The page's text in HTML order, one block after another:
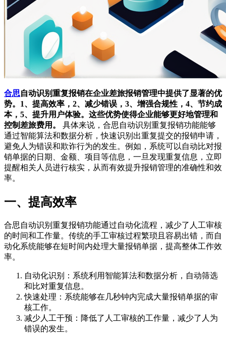
合思自动识别重复报销在企业差旅报销管理中提供了显著的优
势。1、提高效率，2、减少错误，3、增强合规性，4、节约成
本，5、提升用户体验。这些优势使得企业能够更好地管理和
控制差旅费用。
具体来说，合思自动识别重复报销功能能够
通过智能算法和数据分析，快速识别出重复提交的报销申请，
避免人为错误和欺诈行为的发生。例如，系统可以自动比对报
销单据的日期、金额、项目等信息，一旦发现重复信息，立即
提醒相关人员进行核实，从而有效提升报销管理的准确性和效
率。
一、提高效率
合思自动识别重复报销功能通过自动化流程，减少了人工审核
的时间和工作量。传统的手工审核过程繁琐且容易出错，而自
动化系统能够在短时间内处理大量报销单据，提高整体工作效
率。
自动化识别：系统利用智能算法和数据分析，自动筛选
和比对重复信息。
快速处理：系统能够在几秒钟内完成大量报销单据的审
核工作。
减少人工干预：降低了人工审核的工作量，减少了人为
错误的发生。